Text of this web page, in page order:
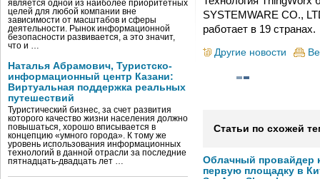
является одной из наиболее приоритетных
целей для любой компании вне
зависимости от масштабов и сферы
деятельности. Рынок информационной
безопасности развивается, а это значит,
что и …
Наталья Абрамович, Туристско-
информационный центр Казани:
Виртуальная поддержка реальных
путешествий
Туристический бизнес, за счет развития
которого качество жизни населения должно
повышаться, хорошо вписывается в
концепцию «умного города». К тому же
уровень использования информационных
технологий в данной отрасли за последние
пятнадцать-двадцать лет …
SYSTEMWARE CO.,
работает в 19 странах.
Другие новости
Статьи по схожей
Облачный провайдер
первую площадку в